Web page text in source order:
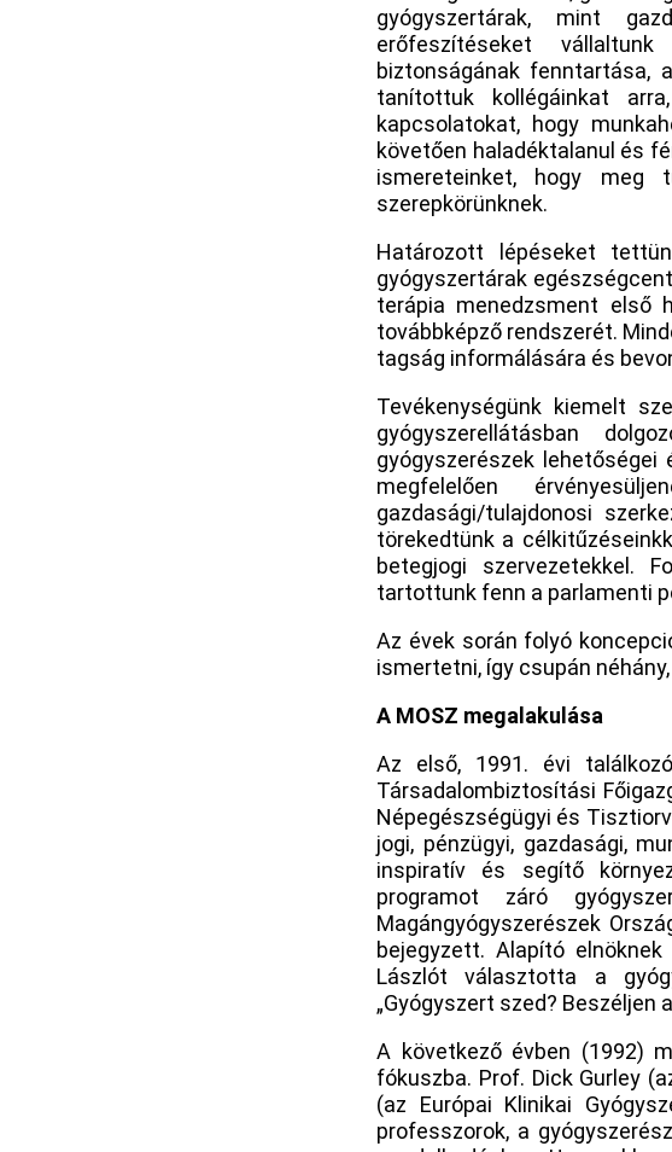
gyógyszertárak, mint
erőfeszítéseket
biztonságának fenntartása,
tanítottuk kollégáinkat
kapcsolatokat, hogy
követően haladéktalanul és
ismereteinket, hogy meg
szerepkörünknek.
Határozott lépéseket
gyógyszertárak
terápia menedzsment első
továbbképző rendszerét.
tagság informálására és
Tevékenységünk kiemelt
gyógyszerellátásban
gyógyszerészek
megfelelően
gazdasági/tulajdonosi
törekedtünk a
betegjogi szervezetekkel.
tartottunk fenn a parlamenti
Az évek során folyó
ismertetni, így csupán
A MOSZ megalakulása
Az első, 1991. évi
Társadalombiztosítási
Népegészségügyi és
jogi, pénzügyi, gazdasági,
inspiratív és segítő
programot záró
Magángyógyszerészek
bejegyzett. Alapító
Lászlót választotta a
„Gyógyszert szed? Beszéljen
A következő évben (1992)
fókuszba. Prof. Dick Gurley
(az Európai Klinikai
professzorok, a